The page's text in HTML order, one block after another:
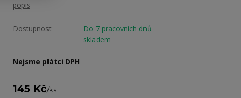
popis
Dostupnost
Do 7 pracovních dnů
skladem
Nejsme plátci DPH
145 Kč/ks